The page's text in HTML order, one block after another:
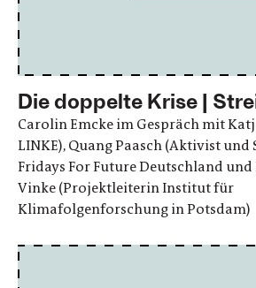
Die doppelte Krise |
Carolin Emcke im Gespräch mit
LINKE), Quang Paasch (Aktivist und
Fridays For Future Deutschland
Vinke (Projektleiterin Institut für
Klimafolgenforschung in Potsdam)